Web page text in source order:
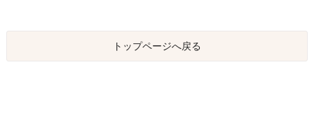
トップページへ戻る